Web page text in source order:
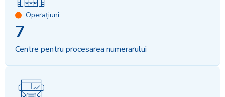
Operațiuni
7
Centre pentru procesarea numerarului